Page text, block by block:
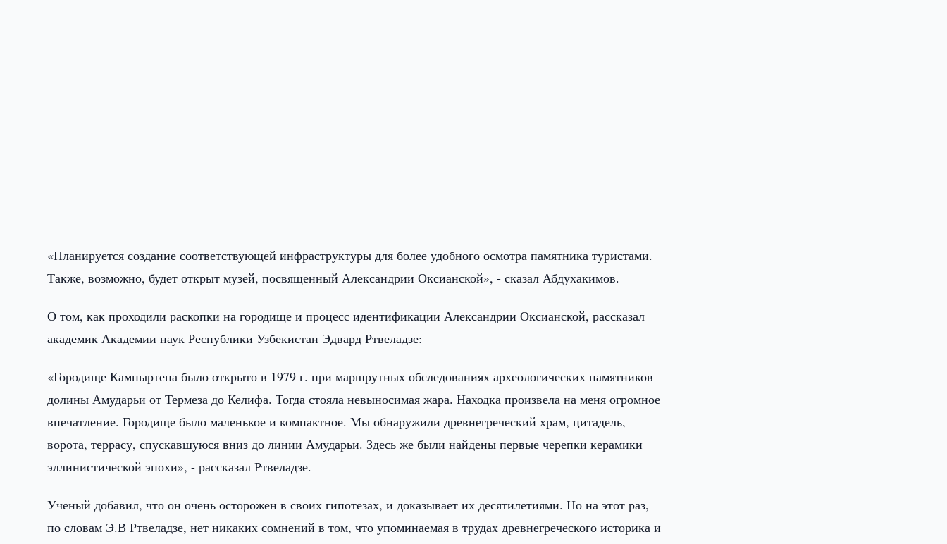
«Планируется создание соответствующей инфраструктуры для более удобного осмотра памятника туристами.
Также, возможно, будет открыт музей, посвященный Александрии Оксианской», - сказал Абдухакимов.
О том, как проходили раскопки на городище и процесс идентификации Александрии Оксианской, рассказал
академик Академии наук Республики Узбекистан Эдвард Ртвеладзе:
«Городище Кампыртепа было открыто в 1979 г. при маршрутных обследованиях археологических памятников
долины Амударьи от Термеза до Келифа. Тогда стояла невыносимая жара. Находка произвела на меня огромное
впечатление. Городище было маленькое и компактное. Мы обнаружили древнегреческий храм, цитадель,
ворота, террасу, спускавшуюся вниз до линии Амударьи. Здесь же были найдены первые черепки керамики
эллинистической эпохи», - рассказал Ртвеладзе.
Ученый добавил, что он очень осторожен в своих гипотезах, и доказывает их десятилетиями. Но на этот раз,
по словам Э.В Ртвеладзе, нет никаких сомнений в том, что упоминаемая в трудах древнегреческого историка и